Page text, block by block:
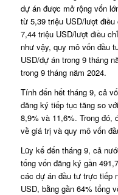
dự án được mở rộng vốn
từ 5,39 triệu USD/lượt
7,44 triệu USD/lượt điều
như vậy, quy mô vốn đầu
USD/dự án trong 9 tháng
trong 9 tháng năm 2024.
Tính đến hết tháng 9, cả
đăng ký tiếp tục tăng so
8,9% và 11,6%. Trong đó,
về giá trị và quy mô vốn
Lũy kế đến tháng 9, cả
tổng vốn đăng ký gần
các dự án đầu tư trực tiếp
USD, bằng gần 64% tổng